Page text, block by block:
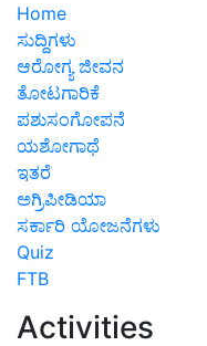
Home
ಸುದ್ದಿಗಳು
ಆರೋಗ್ಯ ಜೀವನ
ತೋಟಗಾರಿಕೆ
ಪಶುಸಂಗೋಪನೆ
ಯಶೋಗಾಥೆ
ಇತರೆ
ಅಗ್ರಿಪೀಡಿಯಾ
ಸರ್ಕಾರಿ ಯೋಜನೆಗಳು
Quiz
FTB
Activities